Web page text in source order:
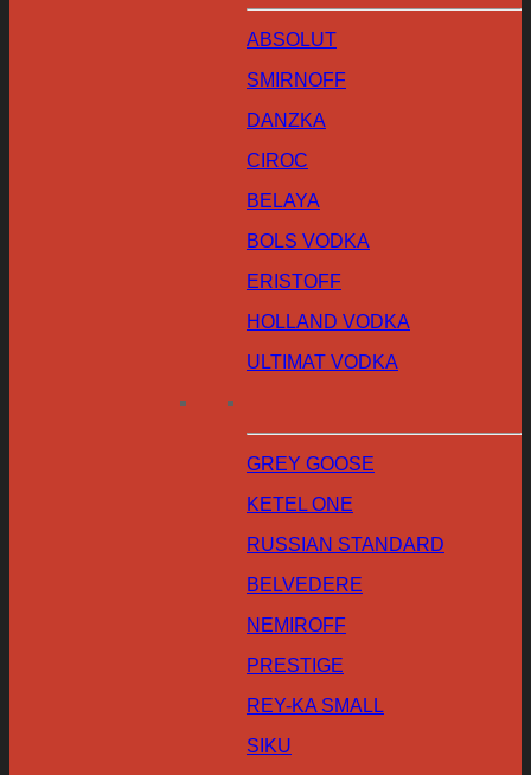
ABSOLUT
SMIRNOFF
DANZKA
CIROC
BELAYA
BOLS VODKA
ERISTOFF
HOLLAND VODKA
ULTIMAT VODKA
GREY GOOSE
KETEL ONE
RUSSIAN STANDARD
BELVEDERE
NEMIROFF
PRESTIGE
REY-KA SMALL
SIKU